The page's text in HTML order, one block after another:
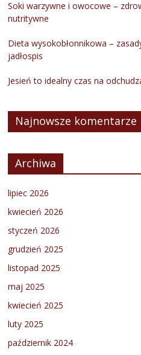
Soki warzywne i owocowe –
nutritywne
Dieta wysokobłonnikowa –
jadłospis
Jesień to idealny czas na
Najnowsze komentarze
Archiwa
lipiec 2026
kwiecień 2026
styczeń 2026
grudzień 2025
listopad 2025
maj 2025
kwiecień 2025
luty 2025
październik 2024